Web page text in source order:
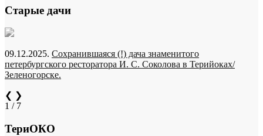
Старые дачи
09.12.2025. Сохранившаяся (!) дача знаменитого
петербургского ресторатора И. С. Соколова в Терийоках/
Зеленогорске.
❮ ❯
1 / 7
ТериОКО